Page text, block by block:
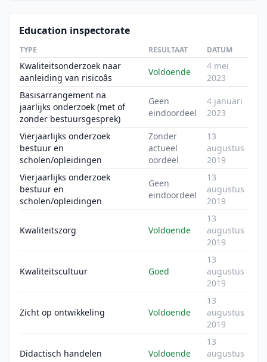
Education inspectorate
TYPE RESULTAAT DATUM
Kwaliteitsonderzoek naar
aanleiding van risicoâs
Voldoende
4 mei
2023
Basisarrangement na
jaarlijks onderzoek (met of
zonder bestuursgesprek)
Geen
eindoordeel
4 januari
2023
Vierjaarlijks onderzoek
bestuur en
scholen/opleidingen
Zonder
actueel
oordeel
13
augustus
2019
Vierjaarlijks onderzoek
bestuur en
scholen/opleidingen
Geen
eindoordeel
13
augustus
2019
Kwaliteitszorg Voldoende
13
augustus
2019
Kwaliteitscultuur Goed
13
augustus
2019
Zicht op ontwikkeling Voldoende
13
augustus
2019
Didactisch handelen Voldoende
13
augustus